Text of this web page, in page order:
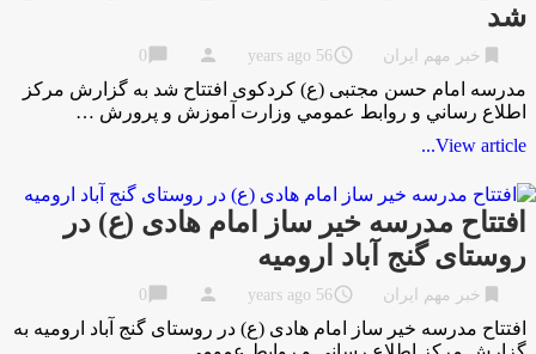
شد
خبر مهم ایران access_time
56 years ago
person
chat_bubble
مدرسه امام حسن مجتبی (ع) کردکوی افتتاح شد به گزارش مركز
اطلاع رساني و روابط عمومي وزارت آموزش و پرورش …
View article...
افتتاح مدرسه خیر ساز امام هادی (ع) در
روستای گنج آباد ارومیه
خبر مهم ایران access_time
56 years ago
person
chat_bubble
افتتاح مدرسه خیر ساز امام هادی (ع) در روستای گنج آباد ارومیه به